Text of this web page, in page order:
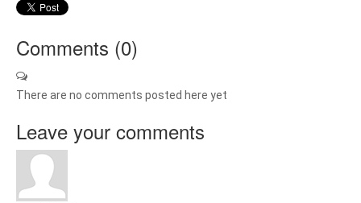
Comments (0)
There are no comments posted here yet
Leave your comments